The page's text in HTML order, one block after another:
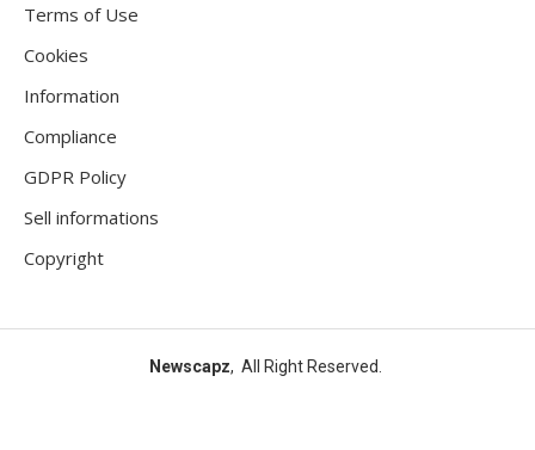
Terms of Use
Cookies
Information
Compliance
GDPR Policy
Sell informations
Copyright
Newscapz, All Right Reserved.